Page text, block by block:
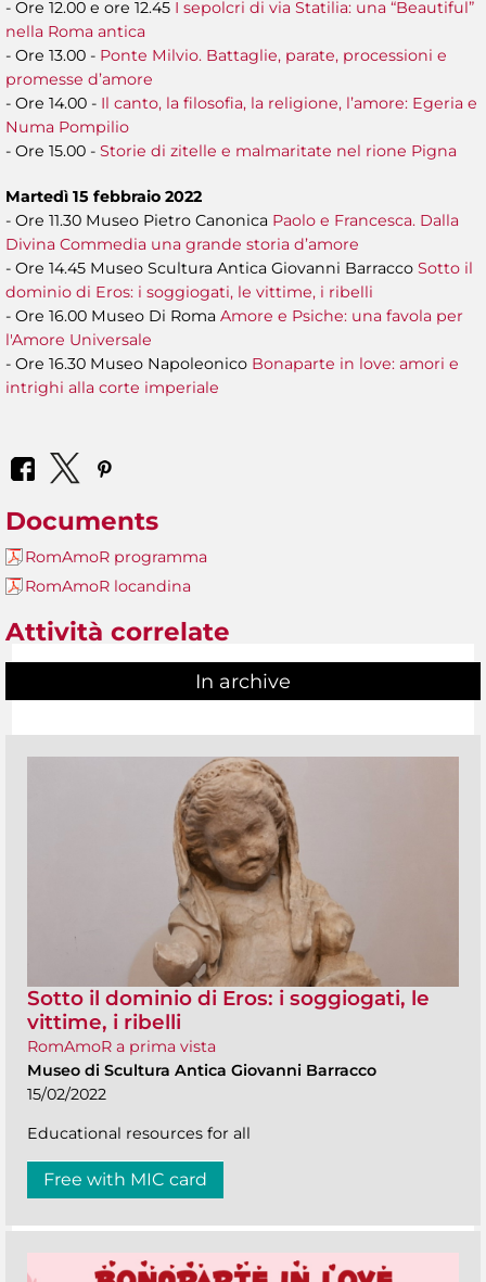
- Ore 12.00 e ore 12.45 I sepolcri di via Statilia: una “Beautiful”
nella Roma antica
- Ore 13.00 - Ponte Milvio. Battaglie, parate, processioni e
promesse d’amore
- Ore 14.00 - Il canto, la filosofia, la religione, l’amore: Egeria e
Numa Pompilio
- Ore 15.00 - Storie di zitelle e malmaritate nel rione Pigna
Martedì 15 febbraio 2022
- Ore 11.30 Museo Pietro Canonica Paolo e Francesca. Dalla
Divina Commedia una grande storia d’amore
- Ore 14.45 Museo Scultura Antica Giovanni Barracco Sotto il
dominio di Eros: i soggiogati, le vittime, i ribelli
- Ore 16.00 Museo Di Roma Amore e Psiche: una favola per
l'Amore Universale
- Ore 16.30 Museo Napoleonico Bonaparte in love: amori e
intrighi alla corte imperiale
Documents
RomAmoR programma
RomAmoR locandina
Attività correlate
In archive
Sotto il dominio di Eros: i soggiogati, le
vittime, i ribelli
RomAmoR a prima vista
Museo di Scultura Antica Giovanni Barracco
15/02/2022
Educational resources for all
Free with MIC card